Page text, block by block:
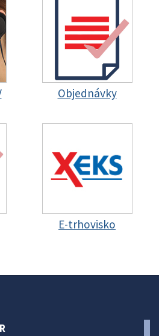
Objednávky
E-trhovisko